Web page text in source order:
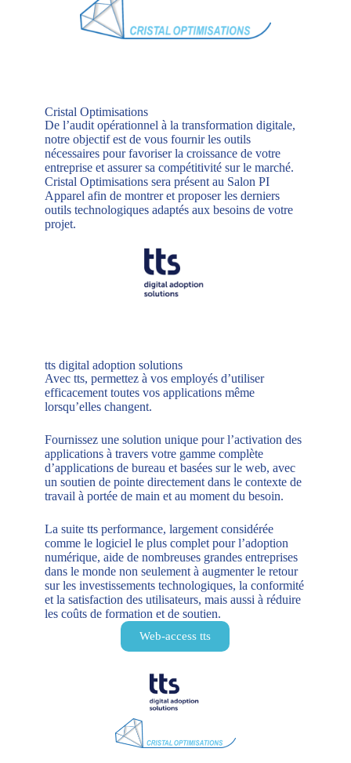
Cristal Optimisations
De l’audit opérationnel à la transformation digitale,
notre objectif est de vous fournir les outils
nécessaires pour favoriser la croissance de votre
entreprise et assurer sa compétitivité sur le marché.
Cristal Optimisations sera présent au Salon PI
Apparel afin de montrer et proposer les derniers
outils technologiques adaptés aux besoins de votre
projet.
tts digital adoption solutions
Avec tts, permettez à vos employés d’utiliser
efficacement toutes vos applications même
lorsqu’elles changent.
Fournissez une solution unique pour l’activation des
applications à travers votre gamme complète
d’applications de bureau et basées sur le web, avec
un soutien de pointe directement dans le contexte de
travail à portée de main et au moment du besoin.
La suite tts performance, largement considérée
comme le logiciel le plus complet pour l’adoption
numérique, aide de nombreuses grandes entreprises
dans le monde non seulement à augmenter le retour
sur les investissements technologiques, la conformité
et la satisfaction des utilisateurs, mais aussi à réduire
les coûts de formation et de soutien.
Web-access tts